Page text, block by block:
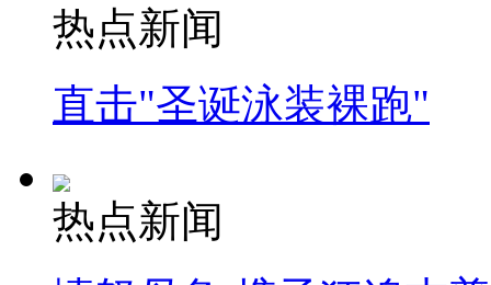
热点新闻
直击"圣诞泳装裸跑"
热点新闻